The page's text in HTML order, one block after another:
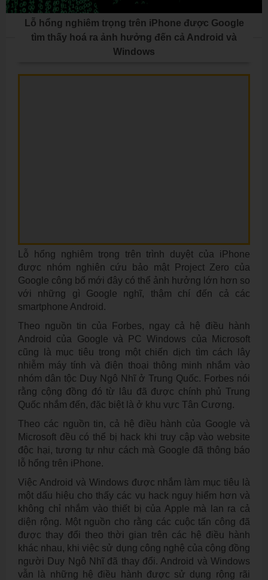
Lỗ hổng nghiêm trọng trên iPhone được Google
tìm thấy hoá ra ảnh hưởng đến cả Android và
Windows
Lỗ hổng nghiêm trọng trên trình duyệt của iPhone
được nhóm nghiên cứu bảo mật Project Zero của
Google công bố mới đây có thể ảnh hưởng lớn hơn so
với những gì Google nghĩ, thậm chí đến cả các
smartphone Android.
Theo nguồn tin của Forbes, ngay cả hệ điều hành
Android của Google và PC Windows của Microsoft
cũng là mục tiêu trong một chiến dịch tìm cách lây
nhiễm máy tính và điện thoại thông minh nhắm vào
nhóm dân tộc Duy Ngô Nhĩ ở Trung Quốc. Forbes nói
rằng cộng đồng đó từ lâu đã được chính phủ Trung
Quốc nhắm đến, đặc biệt là ở khu vực Tân Cương.
Theo các nguồn tin, cả hệ điều hành của Google và
Microsoft đều có thể bị hack khi truy cập vào website
độc hại, tương tự như cách mà Google đã thông báo
lỗ hổng trên iPhone.
Việc Android và Windows được nhắm làm mục tiêu là
một dấu hiệu cho thấy các vụ hack nguy hiểm hơn và
không chỉ nhắm vào thiết bị của Apple mà lan ra cả
diện rộng. Một nguồn cho rằng các cuộc tấn công đã
được thay đổi theo thời gian trên các hệ điều hành
khác nhau, khi việc sử dụng công nghệ của cộng đồng
người Duy Ngô Nhĩ đã thay đổi. Android và Windows
vẫn là những hệ điều hành được sử dụng rộng rãi